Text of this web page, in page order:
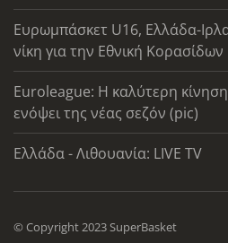
Ευρωμπάσκετ U16, Ελλάδα-
νίκη για την Εθνική Κορασίδων
Euroleague: Η καλύτερη
ενόψει της νέας σεζόν (pic)
Ελλάδα - Λιθουανία: LIVE TV
© Copyright 2023 SuperBasket